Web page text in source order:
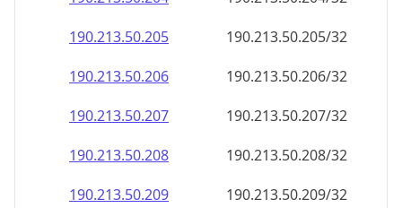
190.213.50.205
190.213.50.205/32
190.213.50.206
190.213.50.206/32
190.213.50.207
190.213.50.207/32
190.213.50.208
190.213.50.208/32
190.213.50.209
190.213.50.209/32